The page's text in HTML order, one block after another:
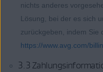
nichts anderes
Lösung, bei der es sich
zurückgeben, indem Sie
https://www.avg.com/
3.3